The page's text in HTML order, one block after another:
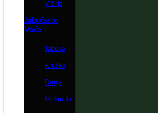
Višnja
Jabučasto
Voće
Jabuka
Kruška
Dunja
Mušmula